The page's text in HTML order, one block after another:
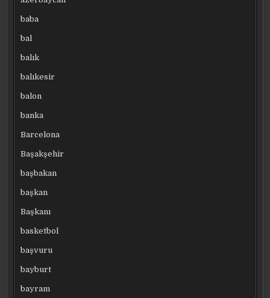
baba
bal
balık
balıkesir
balon
banka
Barcelona
Başakşehir
başbakan
başkan
Başkanı
basketbol
başvuru
bayburt
bayram